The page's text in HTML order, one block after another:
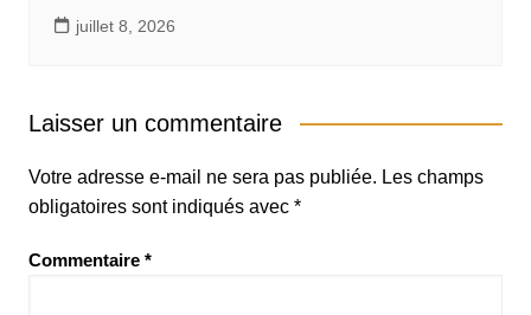
juillet 8, 2026
Laisser un commentaire
Votre adresse e-mail ne sera pas publiée. Les champs
obligatoires sont indiqués avec *
Commentaire *